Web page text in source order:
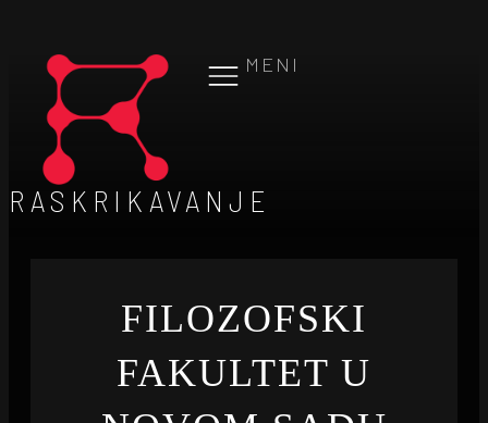
MENI
RASKRIKAVANJE
FILOZOFSKI
FAKULTET U